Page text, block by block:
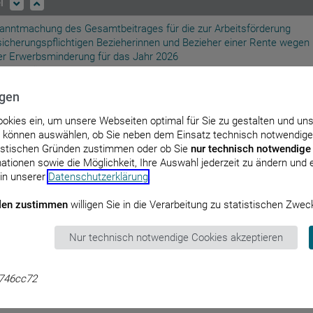
des Gesamtbeitrages für die zur Arbeitsförderung
Bezieherinnen und Bezieher einer Rente wegen
Erwerbsminderung für das Jahr 2026
27. März 2026
Allgemeine Verwaltungsvorschrift zur Änderung der
14. April 2026
zur Förderung von Projekten zum Thema „Digitale
der Ressourceneffizienz und der Kreislaufwirtschaft in
und kommunalen Einrichtungen, für zirkuläre
23. März 2026
eines Beschlusses des Gemeinsamen
(Biologika und Biosimilars) – Aktualisierung Juli 2025
ein, um unsere Webseiten optimal für Sie zu gestalten und
auswählen, ob Sie neben dem Einsatz technisch
Gründen zustimmen oder ob Sie nur technisch
sowie die Möglichkeit, Ihre Auswahl jederzeit zu ändern und
unserer Datenschutzerklärung
zustimmen willigen Sie in die Verarbeitung zu statistischen
Nur technisch notwendige Cookies akzeptieren